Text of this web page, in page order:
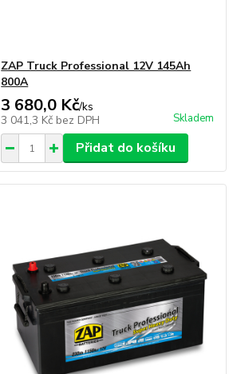
ZAP Truck Professional 12V 145Ah
800A
3 680,0 Kč/ks
3 041,3 Kč bez DPH Skladem
Přidat do košíku